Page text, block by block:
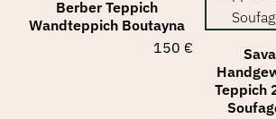
Berber Teppich
Wandteppich Boutayna
150 €
Teppich